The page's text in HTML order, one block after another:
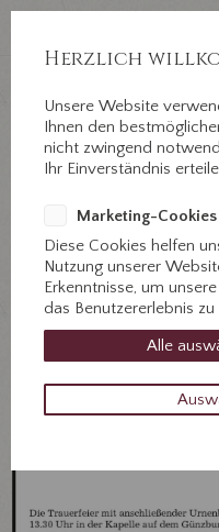
Herzlich
Unsere Website
Ihnen den
nicht zwingend
Ihr Einverständnis
Marketing-Cookies
Diese Cookies helfen
Nutzung unserer
Erkenntnisse, um
das Benutzererlebnis
Alle